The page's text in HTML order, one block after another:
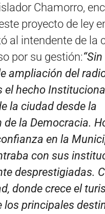
Chamorro,
proyecto de ley
al intendente de la
por su gestión:“Sin
ampliación del
el hecho
la ciudad desde la
de la Democracia.
en la
con sus
desprestigiadas.
donde crece el
los principales